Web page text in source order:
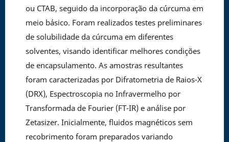
ou CTAB, seguido da incorporação da cúrcuma em
meio básico. Foram realizados testes preliminares
de solubilidade da cúrcuma em diferentes
solventes, visando identificar melhores condições
de encapsulamento. As amostras resultantes
foram caracterizadas por Difratometria de Raios-X
(DRX), Espectroscopia no Infravermelho por
Transformada de Fourier (FT-IR) e análise por
Zetasizer. Inicialmente, fluidos magnéticos sem
recobrimento foram preparados variando